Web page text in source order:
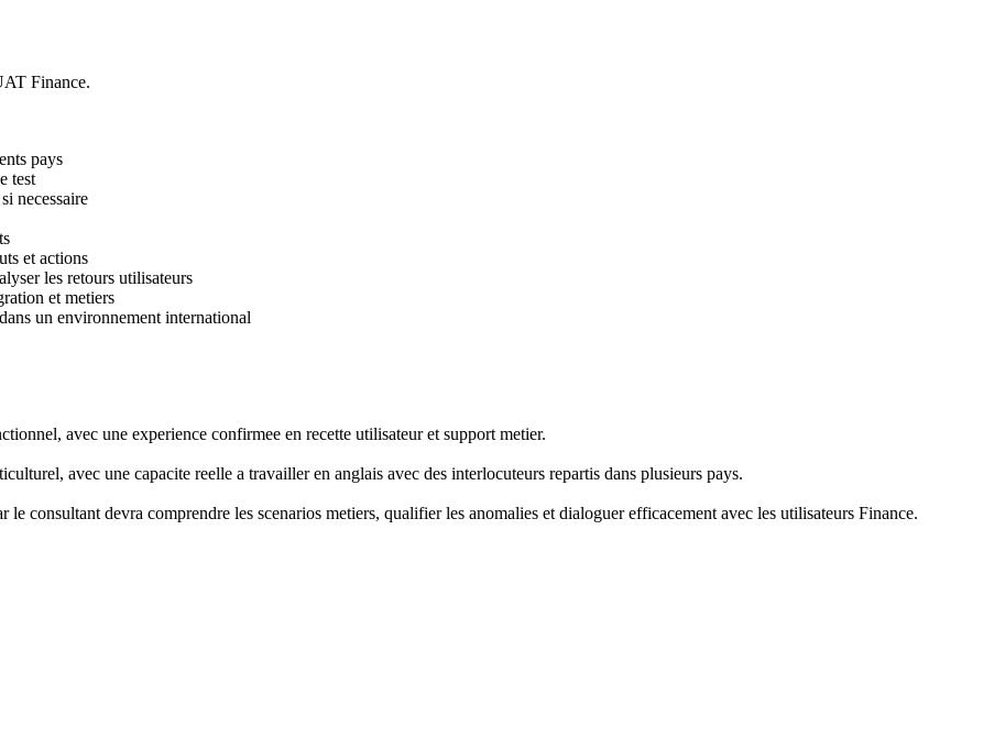
Finance.
pays
test
necessaire
et actions
les retours utilisateurs
et metiers
un environnement international
avec une experience confirmee en recette utilisateur et support metier.
avec une capacite reelle a travailler en anglais avec des interlocuteurs repartis dans plusieurs pays.
le consultant devra comprendre les scenarios metiers, qualifier les anomalies et dialoguer efficacement avec les utilisateurs Finance.